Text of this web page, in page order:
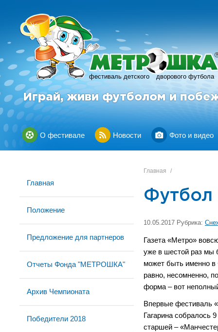
фестиваль детского дворового футбола
R
Играй, живи футболом и
О фестивале Новости Фото и видео
Главная
Положение
Предложение для партнеров
Отчеты Фонда "МЕТРОШКА"
Архив Чемпионата
Победители 2018
Главная /
10.05.2017 Рубрика:
Газета «Метро»
уже в шестой раз мы
может быть именно в
равно, несомненно,
форма – вот
Впервые фестиваль
Гагарина собралось
старшей –